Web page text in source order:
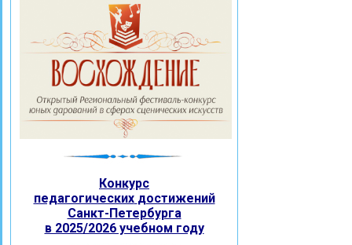
Конкурс
педагогических достижений
Санкт-Петербурга
в 2025/2026 учебном году